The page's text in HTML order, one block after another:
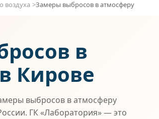
воздуха Замеры выбросов в атмосферу
в
Кирове
выбросов в атмосферу
ГК «Лаборатория» — это